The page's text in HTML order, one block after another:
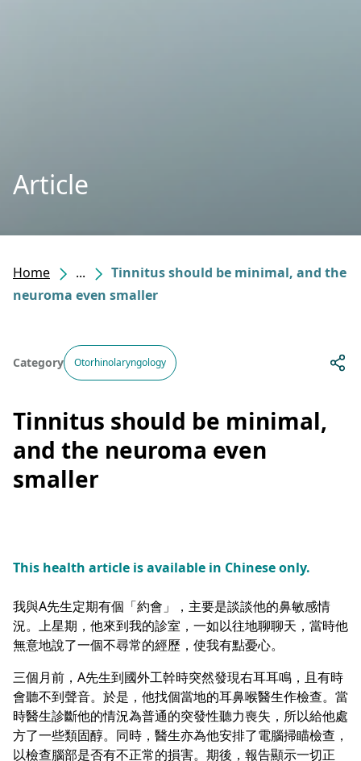
Article
Home ...
Tinnitus should be minimal, and the
neuroma even smaller
Category Otorhinolaryngology
Tinnitus should be minimal,
and the neuroma even
smaller
This health article is available in Chinese only.
我與A先生定期有個「約會」，主要是談談他的鼻敏感情
況。上星期，他來到我的診室，一如以往地聊聊天，當時他
無意地說了一個不尋常的經歷，使我有點憂心。
三個月前，A先生到國外工幹時突然發現右耳耳鳴，且有時
會聽不到聲音。於是，他找個當地的耳鼻喉醫生作檢查。當
時醫生診斷他的情況為普通的突發性聽力喪失，所以給他處
方了一些類固醇。同時，醫生亦為他安排了電腦掃瞄檢查，
以檢查腦部是否有不正常的損害。期後，報告顯示一切正